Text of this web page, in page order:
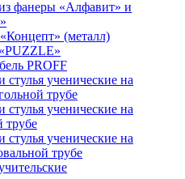
фанеры «Алфавит» и
(металл)
PROFF
стулья ученические на
трубе
стулья ученические на
трубе
стулья ученические на
трубе